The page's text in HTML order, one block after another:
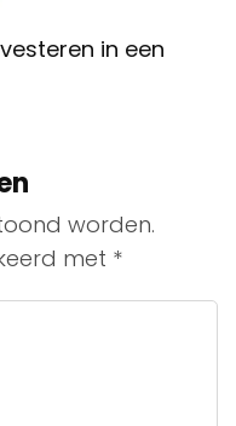
in een
worden.
met *